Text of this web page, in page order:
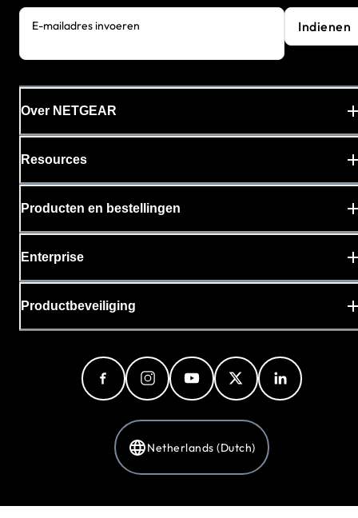
E-mailadres invoeren Indienen
Over NETGEAR
Resources
Producten en bestellingen
Enterprise
Productbeveiliging
Netherlands (Dutch)